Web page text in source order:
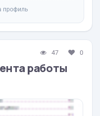
профиль
47 0
работы